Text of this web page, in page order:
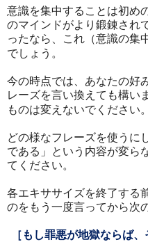
意識を集中することは初め
のマインドがより鍛錬され
ったなら、これ（意識の集
でしょう。
今の時点では、あなたの好
レーズを言い換えても構い
ものは変えないでください。
どの様なフレーズを使うに
である」という内容が変ら
てください。
各エキササイズを終了する
のをもう一度言ってから次
［もし罪悪が地獄ならば